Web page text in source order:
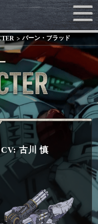
バーン・ブラッド
CV: 古川 慎